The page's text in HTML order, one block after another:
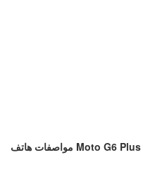
مواصفات هاتف Moto G6 Plus